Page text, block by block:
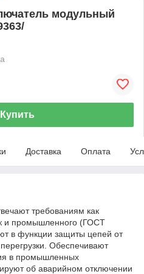
модульный
Купить
Доставка Оплата
требованиям как
и промышленного (ГОСТ
в функции защиты цепей от
Обеспечивают
в промышленных
об аварийном отключении